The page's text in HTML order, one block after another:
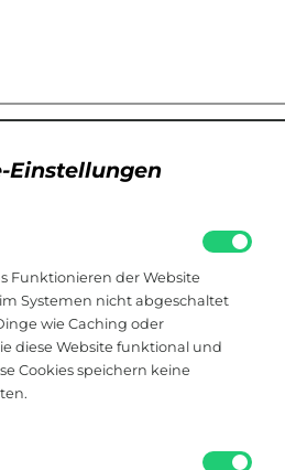
Einstellungen
Funktionieren der Website
Systemen nicht abgeschaltet
wie Caching oder
diese Website funktional und
Cookies speichern keine
Catering